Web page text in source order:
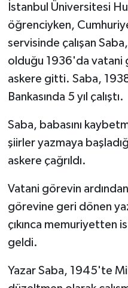
İstanbul Üniversitesi
öğrenciyken,
servisinde çalışan
olduğu 1936'da vatani
askere gitti. Saba,
Bankasında 5 yıl çalıştı.
Saba, babasını
şiirler yazmaya
askere çağrıldı.
Vatani görevin
görevine geri dönen
çıkınca memuriyetten
geldi.
Yazar Saba, 1945'te